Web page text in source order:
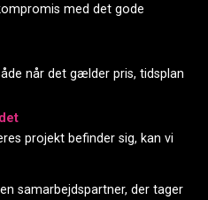
med det gode
når det gælder pris, tidsplan
projekt befinder sig, kan vi
samarbejdspartner, der tager